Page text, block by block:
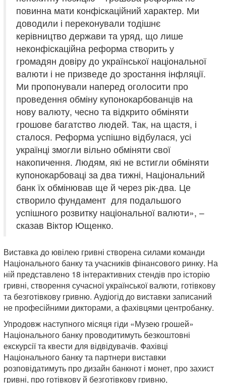
повинна мати конфіскаційний характер. Ми
доводили і переконували тодішнє
керівництво держави та уряд, що лише
неконфіскаційна реформа створить у
громадян довіру до української національної
валюти і не призведе до зростання інфляції.
Ми пропонували наперед оголосити про
проведення обміну купонокарбованців на
нову валюту, чесно та відкрито обміняти
грошове багатство людей. Так, на щастя, і
сталося. Реформа успішно відбулася, усі
українці змогли вільно обміняти свої
накопичення. Людям, які не встигли обміняти
купонокарбоваці за два тижні, Національний
банк їх обмінював ще й через рік-два. Це
створило фундамент для подальшого
успішного розвитку національної валюти», –
сказав Віктор Ющенко.
Виставка до ювілею гривні створена силами команди
Національного банку та учасників фінансового ринку. На
ній представлено 18 інтерактивних стендів про історію
гривні, створення сучасної української валюти, готівкову
та безготівкову гривню. Аудіогід до виставки записаний
не професійними дикторами, а фахівцями центробанку.
Упродовж наступного місяця гіди «Музею грошей»
Національного банку проводитимуть безкоштовні
екскурсії та квести для відвідувачів. Фахівці
Національного банку та партнери виставки
розповідатимуть про дизайн банкнот і монет, про захист
гривні, про готівкову й безготівкову гривню,